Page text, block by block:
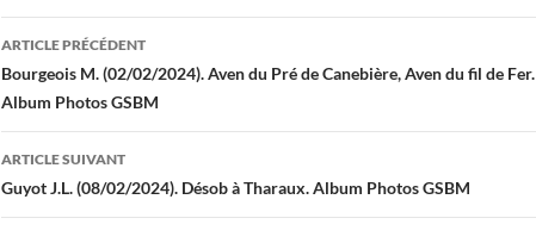
Navigation
des
articles
ARTICLE PRÉCÉDENT
Bourgeois M. (02/02/2024). Aven du Pré de Canebière, Aven du fil de Fer.
Album Photos GSBM
ARTICLE SUIVANT
Guyot J.L. (08/02/2024). Désob à Tharaux. Album Photos GSBM